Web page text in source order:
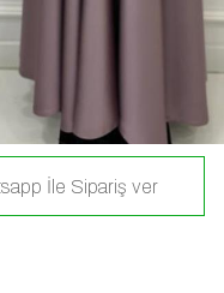
İle Sipariş ver